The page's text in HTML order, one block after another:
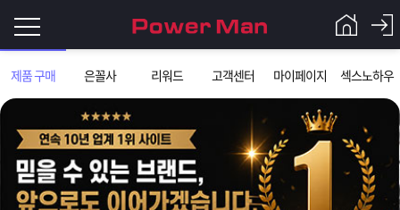
제품 구매 은꼴사 리워드 고객센터 마이페이지 섹스노하우
그
인
이
로